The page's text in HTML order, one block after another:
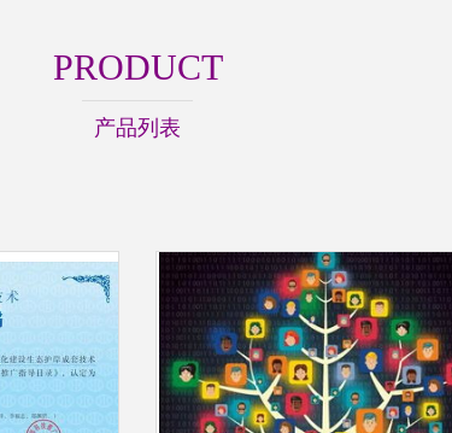
PRODUCT
产品列表